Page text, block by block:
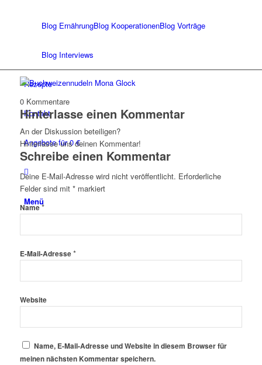
Blog ErnährungBlog KooperationenBlog Vorträge
Blog Interviews
Rezepte
Kontakt
Angebote für 0 €
Menü
0 Kommentare
Hinterlasse einen Kommentar
An der Diskussion beteiligen?
Hinterlasse uns deinen Kommentar!
Schreibe einen Kommentar
Deine E-Mail-Adresse wird nicht veröffentlicht. Erforderliche
Felder sind mit *markiert
Name*
E-Mail-Adresse*
Website
Name, E-Mail-Adresse und Website in diesem Browser für
meinen nächsten Kommentar speichern.